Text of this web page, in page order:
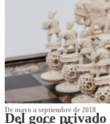
De mayo a septiembre de 2018
Del goce